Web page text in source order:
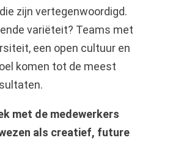
zijn vertegenwoordigd.
variëteit? Teams met
een open cultuur en
komen tot de meest
met de medewerkers
als creatief, future